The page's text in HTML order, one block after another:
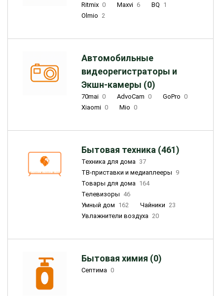
Ritmix 0 Maxvi 6 BQ 1
Olmio 2
Автомобильные
видеорегистраторы и
Экшн-камеры (0)
70mai 0 AdvoCam 0 GoPro 0
Xiaomi 0 Mio 0
Бытовая техника (461)
Техника для дома 37
ТВ-приставки и медиаплееры 9
Товары для дома 164
Телевизоры 46
Умный дом 162 Чайники 23
Увлажнители воздуха 20
Бытовая химия (0)
Септима 0